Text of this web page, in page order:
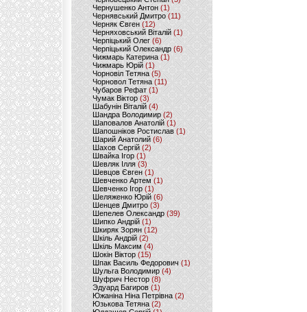
Чернушенко Антон (1)
Чернявський Дмитро(11)
Черняк Євген(12)
Черняховський Віталій (1)
Черпіцький Олег (6)
Черпіцький Олександр (6)
Чижмарь Катерина (1)
Чижмарь Юрій (1)
Чорновіл Тетяна (5)
Чорновол Тетяна (11)
Чубаров Рефат (1)
Чумак Віктор(3)
Шабунін Віталій (4)
Шандра Володимир (2)
Шаповалов Анатолій(1)
Шапошніков Ростислав(1)
Шарий Анатолий(6)
Шахов Сергій(2)
Швайка Ігор (1)
Шевляк Ілля (3)
Шевцов Євген (1)
Шевченко Артем(1)
Шевченко Ігор(1)
Шеляженко Юрій (6)
Шенцев Дмитро (3)
Шепелев Олександр (39)
Шипко Андрій(1)
Шкиряк Зорян(12)
Шкіль Андрій(2)
Шкіль Максим (4)
Шокін Віктор (15)
Шпак Василь Федорович (1)
Шульга Володимир (4)
Шуфрич Нестор(8)
Эдуард Багиров (1)
Южаніна Ніна Петрівна (2)
Юзькова Тетяна(2)